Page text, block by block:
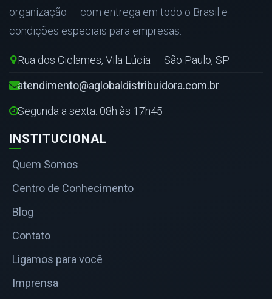
organização — com entrega em todo o Brasil e
condições especiais para empresas.
Rua dos Ciclames, Vila Lúcia — São Paulo, SP
atendimento@aglobaldistribuidora.com.br
Segunda a sexta: 08h às 17h45
INSTITUCIONAL
Quem Somos
Centro de Conhecimento
Blog
Contato
Ligamos para você
Imprensa